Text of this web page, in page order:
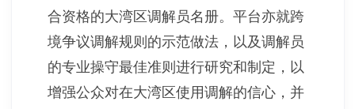
合资格的大湾区调解员名册。平台亦就跨
境争议调解规则的示范做法，以及调解员
的专业操守最佳准则进行研究和制定，以
增强公众对在大湾区使用调解的信心，并